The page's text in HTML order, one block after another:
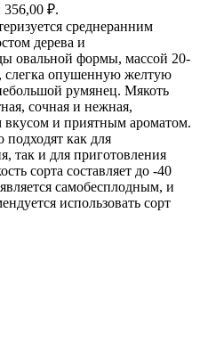
356,00 ₽.
среднеранним
дерева и
овальной формы, массой 20-
слегка опушенную желтую
румянец. Мякоть
сочная и нежная,
вкусом и приятным ароматом.
как для
так и для приготовления
сорта составляет до -40
самобесплодным, и
использовать сорт